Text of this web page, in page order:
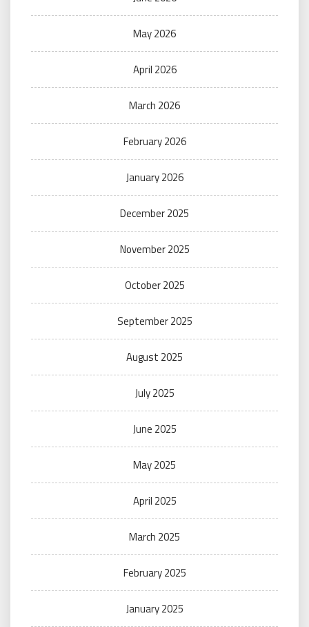
May 2026
April 2026
March 2026
February 2026
January 2026
December 2025
November 2025
October 2025
September 2025
August 2025
July 2025
June 2025
May 2025
April 2025
March 2025
February 2025
January 2025